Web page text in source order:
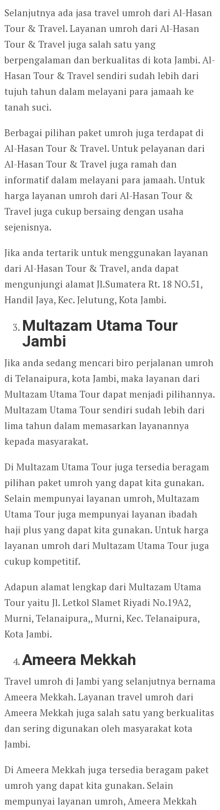
Selanjutnya ada jasa travel umroh dari Al-Hasan
Tour & Travel. Layanan umroh dari Al-Hasan
Tour & Travel juga salah satu yang
berpengalaman dan berkualitas di kota Jambi. Al-
Hasan Tour & Travel sendiri sudah lebih dari
tujuh tahun dalam melayani para jamaah ke
tanah suci.
Berbagai pilihan paket umroh juga terdapat di
Al-Hasan Tour & Travel. Untuk pelayanan dari
Al-Hasan Tour & Travel juga ramah dan
informatif dalam melayani para jamaah. Untuk
harga layanan umroh dari Al-Hasan Tour &
Travel juga cukup bersaing dengan usaha
sejenisnya.
Jika anda tertarik untuk menggunakan layanan
dari Al-Hasan Tour & Travel, anda dapat
mengunjungi alamat Jl.Sumatera Rt. 18 NO.51,
Handil Jaya, Kec. Jelutung, Kota Jambi.
Multazam Utama Tour
Jambi
Jika anda sedang mencari biro perjalanan umroh
di Telanaipura, kota Jambi, maka layanan dari
Multazam Utama Tour dapat menjadi pilihannya.
Multazam Utama Tour sendiri sudah lebih dari
lima tahun dalam memasarkan layanannya
kepada masyarakat.
Di Multazam Utama Tour juga tersedia beragam
pilihan paket umroh yang dapat kita gunakan.
Selain mempunyai layanan umroh, Multazam
Utama Tour juga mempunyai layanan ibadah
haji plus yang dapat kita gunakan. Untuk harga
layanan umroh dari Multazam Utama Tour juga
cukup kompetitif.
Adapun alamat lengkap dari Multazam Utama
Tour yaitu Jl. Letkol Slamet Riyadi No.19A2,
Murni, Telanaipura,, Murni, Kec. Telanaipura,
Kota Jambi.
Ameera Mekkah
Travel umroh di Jambi yang selanjutnya bernama
Ameera Mekkah. Layanan travel umroh dari
Ameera Mekkah juga salah satu yang berkualitas
dan sering digunakan oleh masyarakat kota
Jambi.
Di Ameera Mekkah juga tersedia beragam paket
umroh yang dapat kita gunakan. Selain
mempunyai layanan umroh, Ameera Mekkah